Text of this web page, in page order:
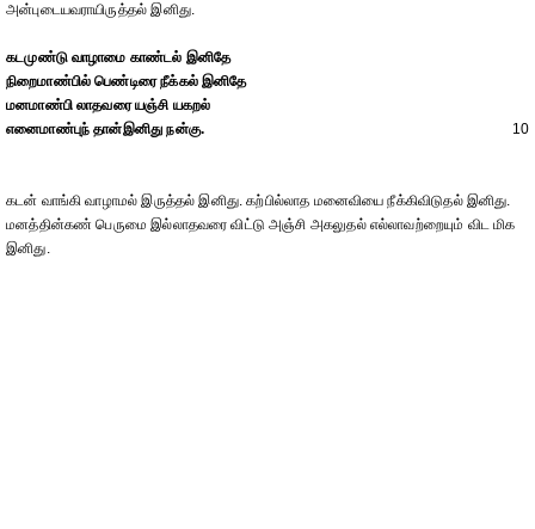
அன்புடையவராயிருத்தல் இனிது.
கடமுண்டு வாழாமை காண்டல் இனிதே
நிறைமாண்பில் பெண்டிரை நீக்கல் இனிதே
மனமாண்பி லாதவரை யஞ்சி யகறல்
எனைமாண்புந் தான்இனிது நன்கு.
10
கடன் வாங்கி வாழாமல் இருத்தல் இனிது. கற்பில்லாத மனைவியை நீக்கிவிடுதல் இனிது.
மனத்தின்கண் பெருமை இல்லாதவரை விட்டு அஞ்சி அகலுதல் எல்லாவற்றையும் விட மிக
இனிது.